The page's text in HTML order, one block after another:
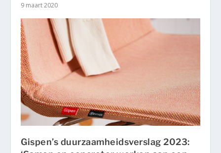
9 maart 2020
Gispen’s duurzaamheidsverslag 2023: